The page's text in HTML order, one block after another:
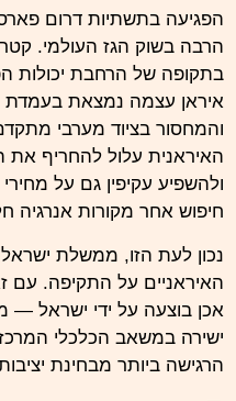
הפגיעה בתשתיות דרום
הרבה בשוק הגז העולמי.
איראן עצמה נמצאת בעמדת
והמחסור בציוד מערבי
האיראנית עלול להחריף את
ולהשפיע עקיפין גם על
חיפוש אחר מקורות אנרגיה
נכון לעת הזו, ממשלת
האיראניים על התקיפה.
אכן בוצעה על ידי ישראל —
ישירה במשאב הכלכלי
הרגישה ביותר מבחינת